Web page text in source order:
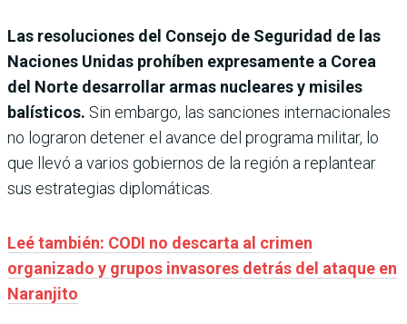
Las resoluciones del Consejo de Seguridad de las
Naciones Unidas prohíben expresamente a Corea
del Norte desarrollar armas nucleares y misiles
balísticos. Sin embargo, las sanciones internacionales
no lograron detener el avance del programa militar, lo
que llevó a varios gobiernos de la región a replantear
sus estrategias diplomáticas.
Leé también: CODI no descarta al crimen
organizado y grupos invasores detrás del ataque en
Naranjito